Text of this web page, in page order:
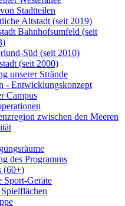
Stadtteilen
Altstadt (seit 2019)
Bahnhofsumfeld (seit
Süd (seit 2010)
(seit 2000)
unserer Strände
- Entwicklungskonzept
Campus
zwischen den Meeren
des Programms
(60+)
Sport-Geräte